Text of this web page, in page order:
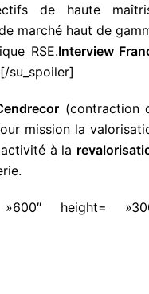
de haute
marché haut de
RSE.Interview
su_spoiler]
(contraction
mission la
à la
»600″ height=